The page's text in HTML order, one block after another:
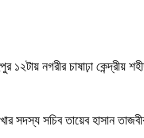
নগরীর চাষাঢ়া কেন্দ্রীয়
সদস্য সচিব তায়েব হাসান